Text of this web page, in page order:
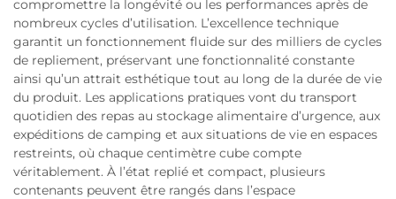
compromettre la longévité ou les performances après de
nombreux cycles d’utilisation. L’excellence technique
garantit un fonctionnement fluide sur des milliers de cycles
de repliement, préservant une fonctionnalité constante
ainsi qu’un attrait esthétique tout au long de la durée de vie
du produit. Les applications pratiques vont du transport
quotidien des repas au stockage alimentaire d’urgence, aux
expéditions de camping et aux situations de vie en espaces
restreints, où chaque centimètre cube compte
véritablement. À l’état replié et compact, plusieurs
contenants peuvent être rangés dans l’espace